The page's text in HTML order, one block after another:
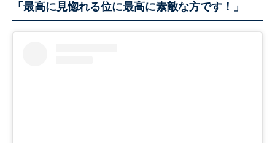
「最高に見惚れる位に最高に素敵な方です！」